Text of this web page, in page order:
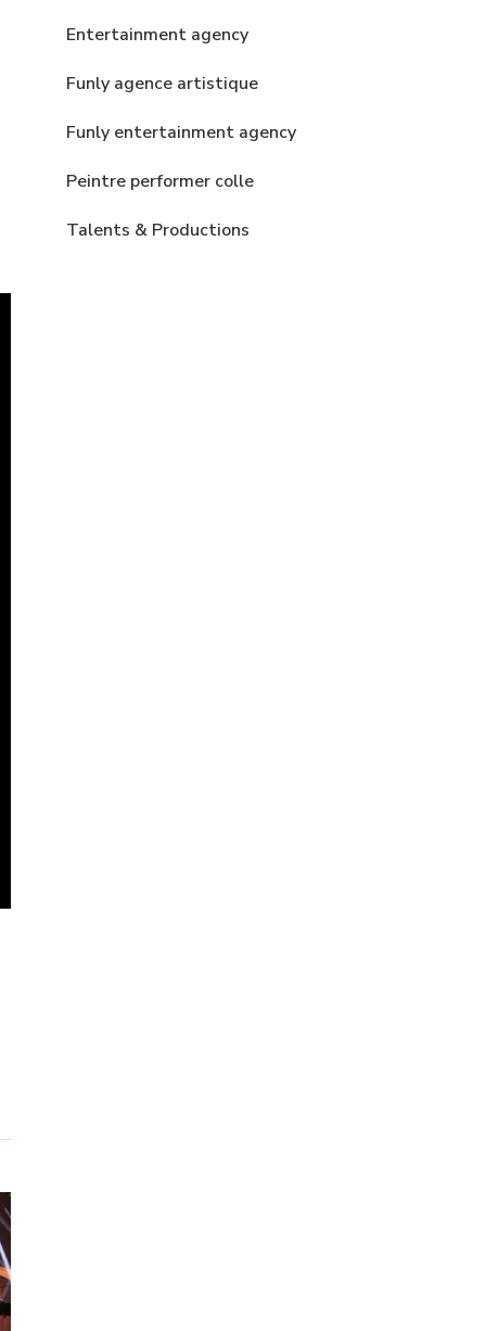
Entertainment agency
Funly agence artistique
Funly entertainment agency
Peintre performer colle
Talents & Productions